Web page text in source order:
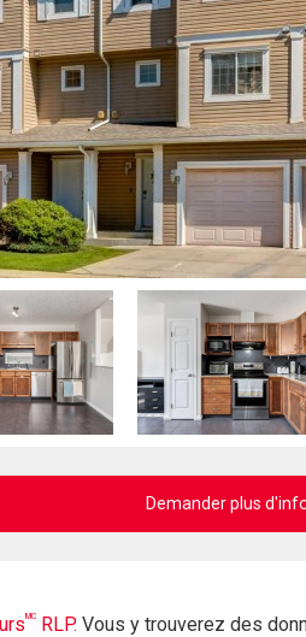
Demander plus
MC RLP. Vous y trouverez des